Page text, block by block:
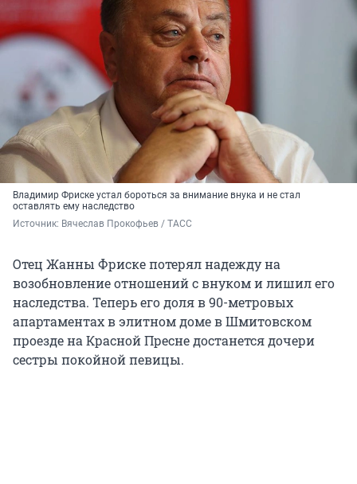
Владимир Фриске устал бороться за внимание внука и не стал
оставлять ему наследство
Источник: Вячеслав Прокофьев / ТАСС
Отец Жанны Фриске потерял надежду на
возобновление отношений с внуком и лишил его
наследства. Теперь его доля в 90-метровых
апартаментах в элитном доме в Шмитовском
проезде на Красной Пресне достанется дочери
сестры покойной певицы.